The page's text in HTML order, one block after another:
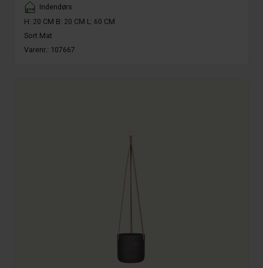
Placement
Indendørs
H: 20 CM B: 20 CM L: 60 CM
Sort Mat
Varenr.: 107667